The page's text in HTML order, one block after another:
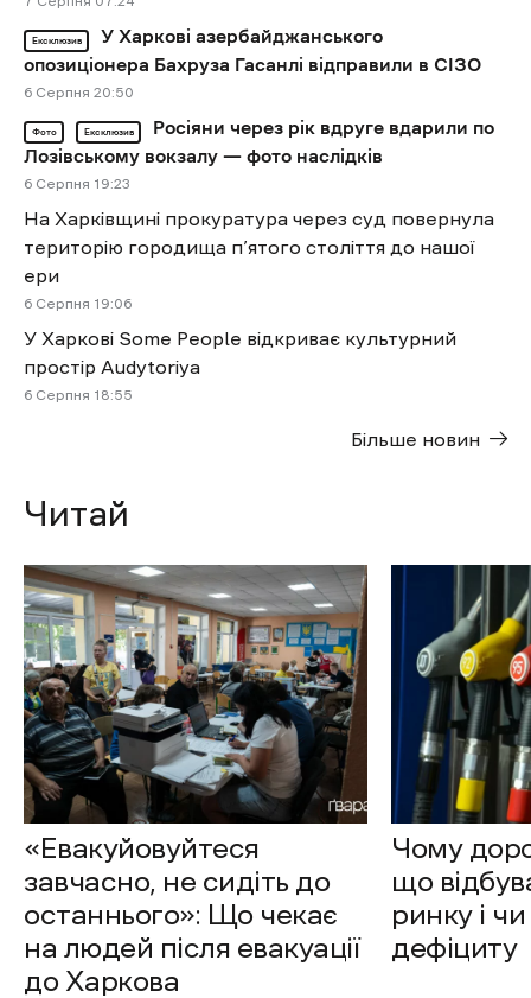
Ексклюзив
У Харкові азербайджанського
опозиціонера Бахруза Гасанлі відправили в СІЗО
6 Cерпня 20:50
Фото Ексклюзив
Росіяни через рік вдруге вдарили по
Лозівському вокзалу — фото наслідків
6 Cерпня 19:23
На Харківщині прокуратура через суд повернула
територію городища п’ятого століття до нашої
ери
6 Cерпня 19:06
У Харкові Some People відкриває культурний
простір Audytoriya
6 Cерпня 18:55
Більше новин
Читай
«Евакуйовуйтеся
завчасно, не сидіть до
останнього»: Що чекає
на людей після евакуації
до Харкова
Чому
що
ринку і
дефіциту